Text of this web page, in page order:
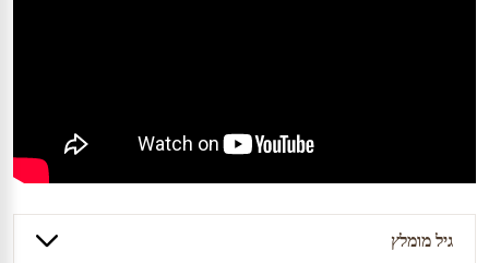
גיל מומלץ